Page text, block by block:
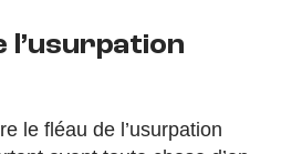
l’usurpation
le fléau de l’usurpation